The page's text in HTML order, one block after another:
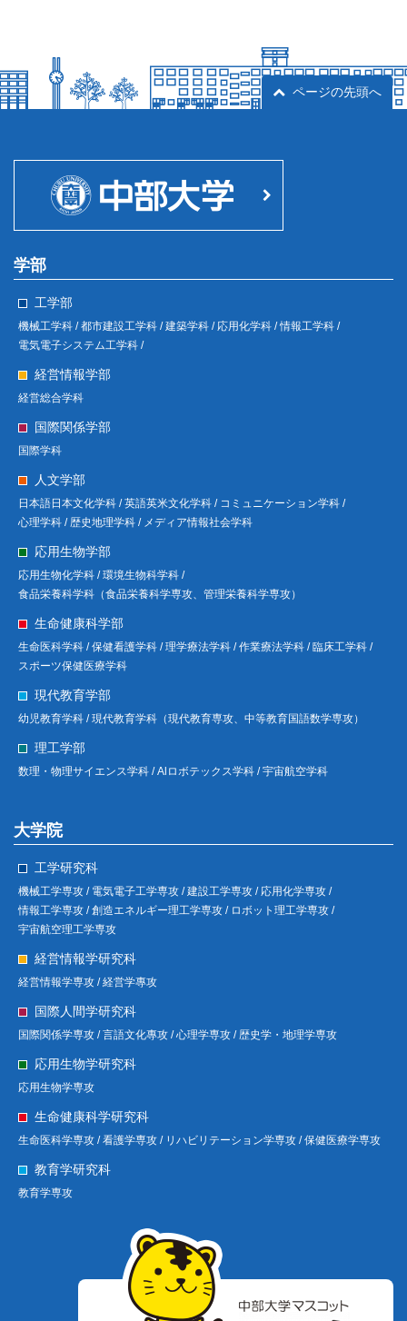
ページの先頭へ
学部
工学部
機械工学科 / 都市建設工学科 / 建築学科 / 応用化学科 / 情報工学科 /
電気電子システム工学科 /
経営情報学部
経営総合学科
国際関係学部
国際学科
人文学部
日本語日本文化学科 / 英語英米文化学科 / コミュニケーション学科 /
心理学科 / 歴史地理学科 / メディア情報社会学科
応用生物学部
応用生物化学科 / 環境生物科学科 /
食品栄養科学科（食品栄養科学専攻、管理栄養科学専攻）
生命健康科学部
生命医科学科 / 保健看護学科 / 理学療法学科 / 作業療法学科 / 臨床工学科 /
スポーツ保健医療学科
現代教育学部
幼児教育学科 / 現代教育学科（現代教育専攻、中等教育国語数学専攻）
理工学部
数理・物理サイエンス学科 / Alロボテックス学科 / 宇宙航空学科
大学院
工学研究科
機械工学専攻 / 電気電子工学専攻 / 建設工学専攻 / 応用化学専攻 /
情報工学専攻 / 創造エネルギー理工学専攻 / ロボット理工学専攻 /
宇宙航空理工学専攻
経営情報学研究科
経営情報学専攻 / 経営学專攻
国際人間学研究科
国際関係学専攻 / 言語文化專攻 / 心理学専攻 / 歴史学・地理学専攻
応用生物学研究科
応用生物学専攻
生命健康科学研究科
生命医科学専攻 / 看護学専攻 / リハビリテーション学専攻 / 保健医療学専攻
教育学研究科
教育学専攻